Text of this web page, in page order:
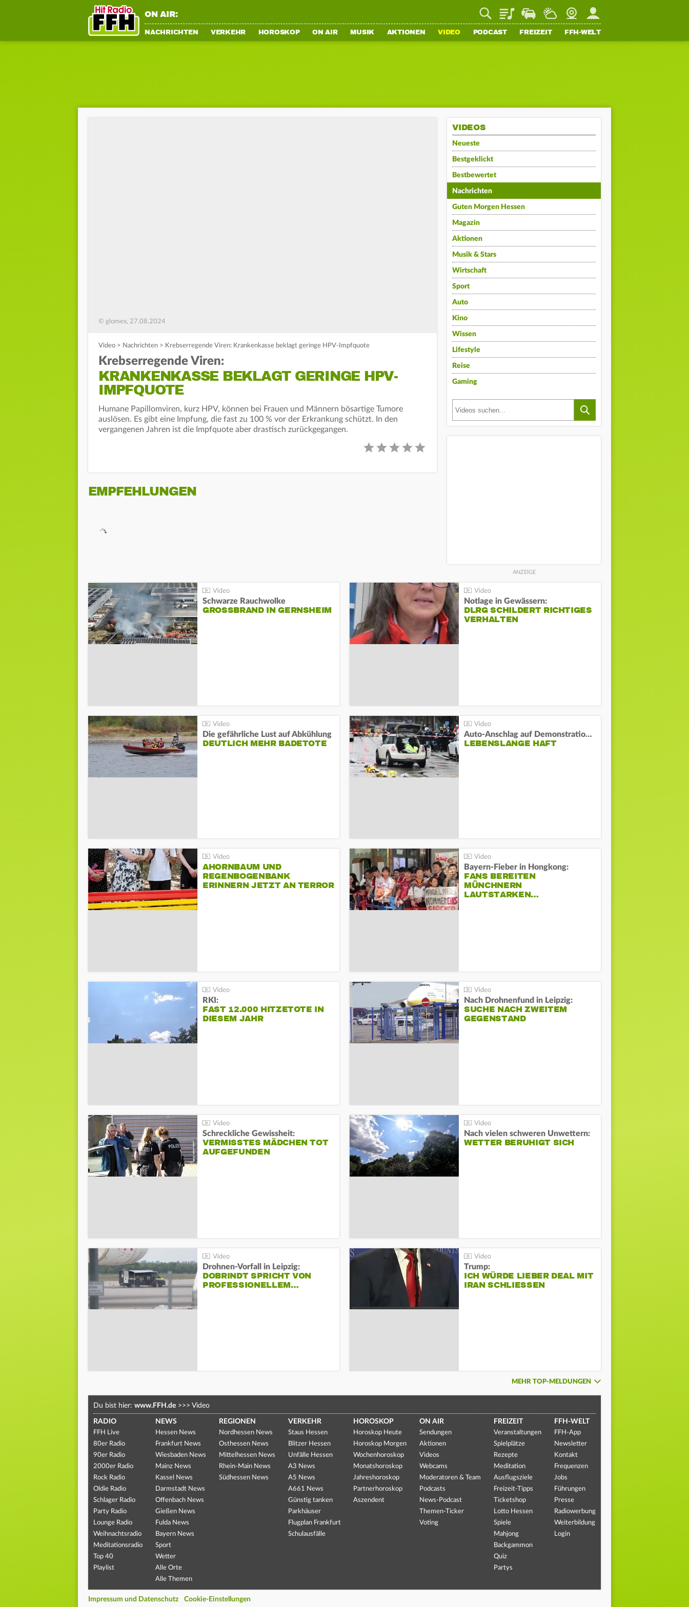
ON AIR: PlaylistStaupilotWetterWebcamMein FFH
NACHRICHTEN VERKEHR HOROSKOP ON AIR MUSIK AKTIONEN VIDEO PODCAST FREIZEIT FFH-WELT
© glomex, 27.08.2024
Video > Nachrichten > Krebserregende Viren: Krankenkasse beklagt geringe HPV-Impfquote
Krebserregende Viren:
KRANKENKASSE BEKLAGT GERINGE HPV-
IMPFQUOTE
Humane Papillomviren, kurz HPV, können bei Frauen und Männern bösartige Tumore
auslösen. Es gibt eine Impfung, die fast zu 100 % vor der Erkrankung schützt. In den
vergangenen Jahren ist die Impfquote aber drastisch zurückgegangen.
EMPFEHLUNGEN
VIDEOS
Neueste
Bestgeklickt
Bestbewertet
Nachrichten
Guten Morgen Hessen
Magazin
Aktionen
Musik & Stars
Wirtschaft
Sport
Auto
Kino
Wissen
Lifestyle
Reise
Gaming
Schwarze Rauchwolke
GROSSBRAND IN GERNSHEIM
Notlage in Gewässern:
DLRG SCHILDERT RICHTIGES
VERHALTEN
Die gefährliche Lust auf Abkühlung
DEUTLICH MEHR BADETOTE
Auto-Anschlag auf Demonstration in München:
LEBENSLANGE HAFT
AHORNBAUM UND
REGENBOGENBANK
ERINNERN JETZT AN TERROR
Bayern-Fieber in Hongkong:
FANS BEREITEN
MÜNCHNERN
LAUTSTARKEN…
RKI:
FAST 12.000 HITZETOTE IN
DIESEM JAHR
Nach Drohnenfund in Leipzig:
SUCHE NACH ZWEITEM
GEGENSTAND
Schreckliche Gewissheit:
VERMISSTES MÄDCHEN TOT
AUFGEFUNDEN
Nach vielen schweren Unwettern:
WETTER BERUHIGT SICH
Drohnen-Vorfall in Leipzig:
DOBRINDT SPRICHT VON
PROFESSIONELLEM…
Trump:
ICH WÜRDE LIEBER DEAL MIT
IRAN SCHLIESSEN
MEHR TOP-MELDUNGEN
Du bist hier: www.FFH.de >>> Video
RADIO
FFH Live
80er Radio
90er Radio
2000er Radio
Rock Radio
Oldie Radio
Schlager Radio
Party Radio
Lounge Radio
Weihnachtsradio
Meditationsradio
Top 40
Playlist
NEWS
Hessen News
Frankfurt News
Wiesbaden News
Mainz News
Kassel News
Darmstadt News
Offenbach News
Gießen News
Fulda News
Bayern News
Sport
Wetter
Alle Orte
Alle Themen
REGIONEN
Nordhessen News
Osthessen News
Mittelhessen News
Rhein-Main News
Südhessen News
VERKEHR
Staus Hessen
Blitzer Hessen
Unfälle Hessen
A3 News
A5 News
A661 News
Günstig tanken
Parkhäuser
Flugplan Frankfurt
Schulausfälle
HOROSKOP
Horoskop Heute
Horoskop Morgen
Wochenhoroskop
Monatshoroskop
Jahreshoroskop
Partnerhoroskop
Aszendent
ON AIR
Sendungen
Aktionen
Videos
Webcams
Moderatoren & Team
Podcasts
News-Podcast
Themen-Ticker
Voting
FREIZEIT
Veranstaltungen
Spielplätze
Rezepte
Meditation
Ausflugsziele
Freizeit-Tipps
Ticketshop
Lotto Hessen
Spiele
Mahjong
Backgammon
Quiz
Partys
FFH-WELT
FFH-App
Newsletter
Kontakt
Frequenzen
Jobs
Führungen
Presse
Radiowerbung
Weiterbildung
Login
Impressum und Datenschutz Cookie-Einstellungen